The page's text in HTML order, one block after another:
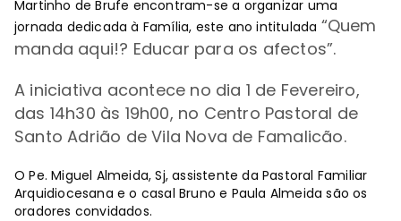
Martinho de Brufe encontram-se a organizar uma
jornada dedicada à Família, este ano intitulada “Quem
manda aqui!? Educar para os afectos”.
A iniciativa acontece no dia 1 de Fevereiro,
das 14h30 às 19h00, no Centro Pastoral de
Santo Adrião de Vila Nova de Famalicão.
O Pe. Miguel Almeida, Sj, assistente da Pastoral Familiar
Arquidiocesana e o casal Bruno e Paula Almeida são os
oradores convidados.